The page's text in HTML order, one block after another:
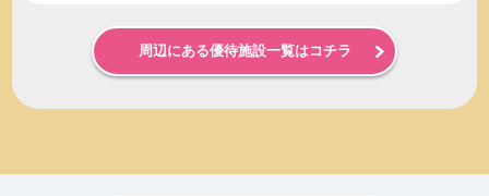
周辺にある優待施設一覧はコチラ